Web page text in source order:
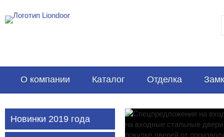
О компании Каталог Отделка
Новинки 2019 года